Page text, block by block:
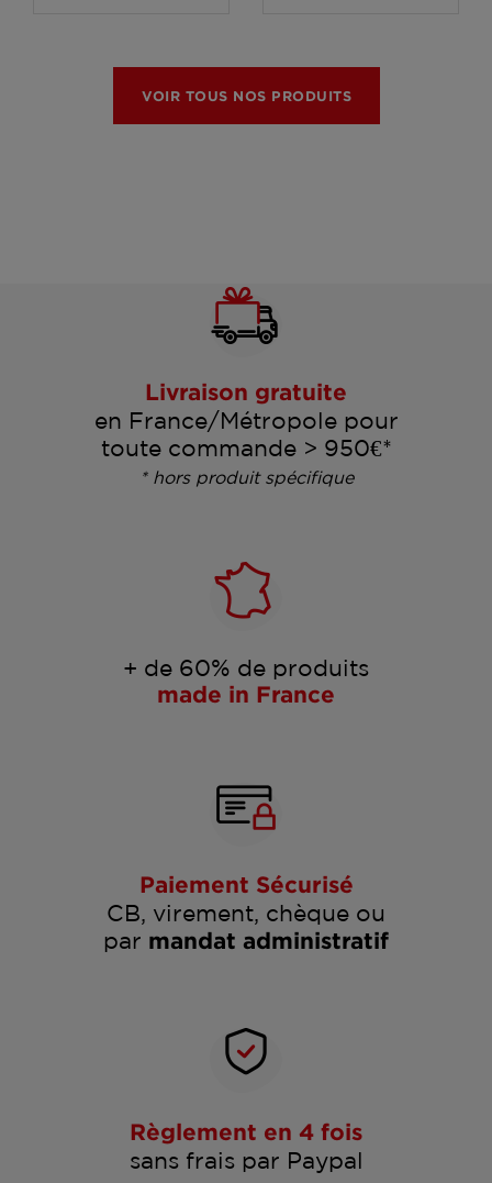
VOIR TOUS NOS PRODUITS
Livraison gratuite
en France/Métropole pour
toute commande > 950€*
* hors produit spécifique
+ de 60% de produits
made in France
Paiement Sécurisé
CB, virement, chèque ou
par mandat administratif
Règlement en 4 fois
sans frais par Paypal